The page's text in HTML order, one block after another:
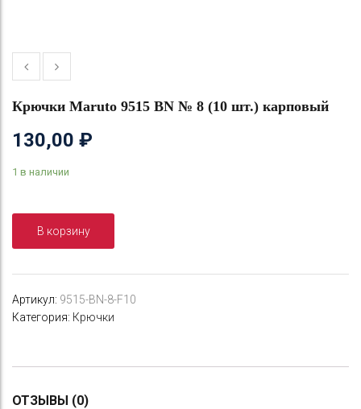
Крючки Maruto 9515 BN № 8 (10 шт.) карповый
130,00 ₽
1 в наличии
В корзину
Артикул: 9515-BN-8-F10
Категория: Крючки
ОТЗЫВЫ (0)